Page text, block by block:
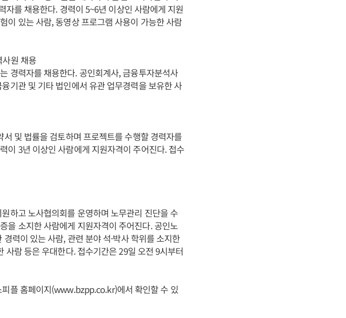
자를 채용한다. 경력이 5~6년 이상인 사람에게 지원
이 있는 사람, 동영상 프로그램 사용이 가능한 사람
원 채용
경력자를 채용한다. 공인회계사, 금융투자분석사
기관 및 기타 법인에서 유관 업무경력을 보유한 사
및 법률을 검토하며 프로젝트를 수행할 경력자를
이 3년 이상인 사람에게 지원자격이 주어진다. 접수
하고 노사협의회를 운영하며 노무관리 진단을 수
을 소지한 사람에게 지원자격이 주어진다. 공인노
력이 있는 사람, 관련 분야 석·박사 학위를 소지한
사람 등은 우대한다. 접수기간은 29일 오전 9시부터
플 홈페이지(www.bzpp.co.kr)에서 확인할 수 있